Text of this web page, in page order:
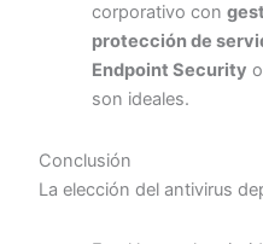
corporativo con
protección de
Endpoint Security o
son ideales.
Conclusión
La elección del antivirus